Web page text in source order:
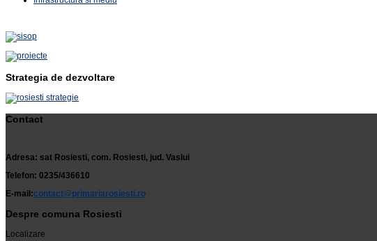
Strategia de dezvoltare
Contact
Adresa: sat Rosiesti, com. Rosiesti, jud. Vaslui
Telefon: 0235/436610
E-mail:contact@primariarosiesti.ro
Despre comuna Rosiesti
Localizare